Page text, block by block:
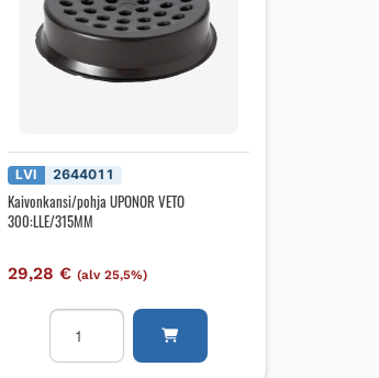
LVI 2644011
Kaivonkansi/pohja UPONOR VETO
300:LLE/315MM
29,28 € (alv 25,5%)
Kaivonkansi/pohja
UPONOR
VETO